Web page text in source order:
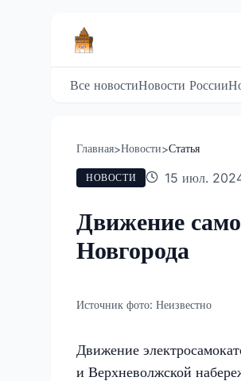
Все новостиНовости России
Главная>Новости>Статья
НОВОСТИ 15 июл.
Движение
Новгорода
Источник фото: Неизвестно
Движение
и Верхневолжской